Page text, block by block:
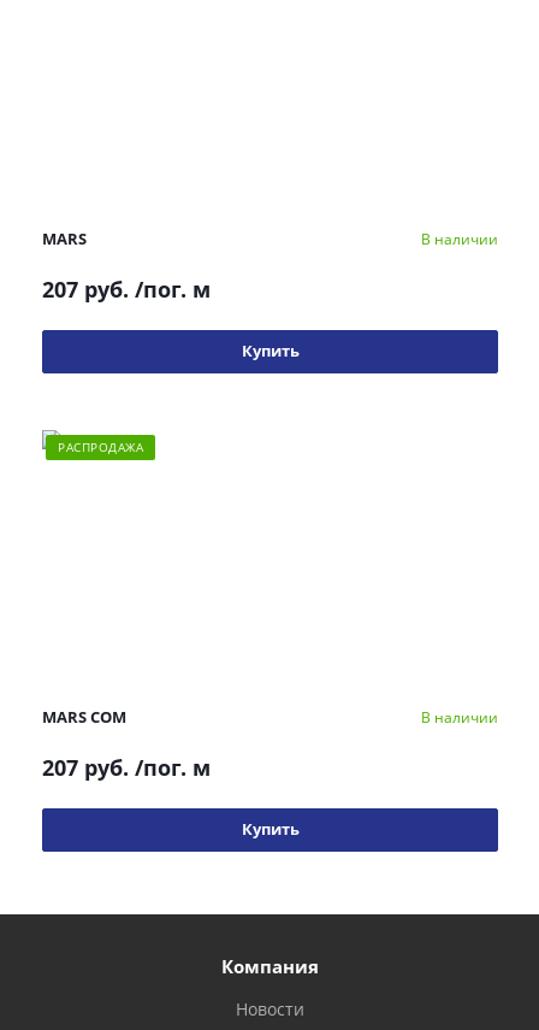
MARS В наличии
207 руб. /пог. м
Купить
РАСПРОДАЖА
MARS COM В наличии
207 руб. /пог. м
Купить
Компания
Новости